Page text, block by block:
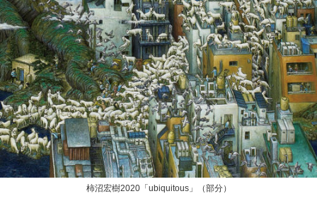
柿沼宏樹2020「ubiquitous」（部分）